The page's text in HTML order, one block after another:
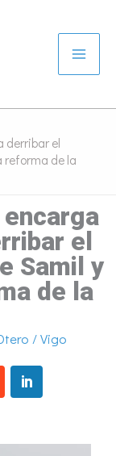
derribar el
reforma de la
el
Samil y
de la
/Vigo